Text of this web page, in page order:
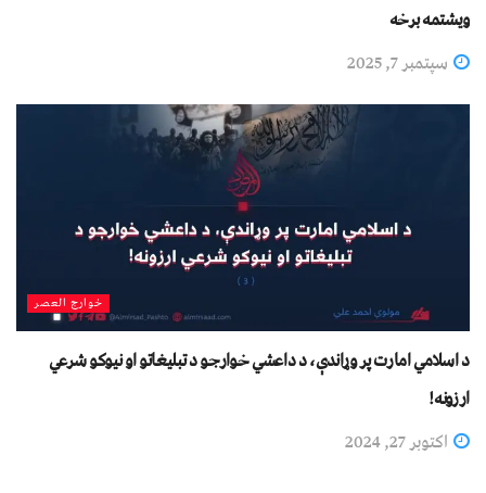
ویشتمه برخه
سپتمبر 7, 2025
خوارج العصر
د اسلامي امارت پر وړاندې، د داعشي خوارجو د تبليغاتو او نیوکو شرعي
ارزونه!
اکتوبر 27, 2024